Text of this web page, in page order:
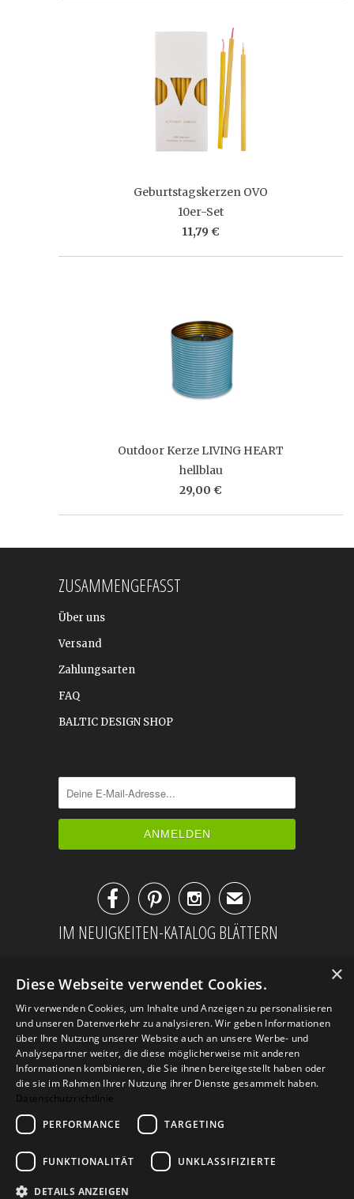
Geburtstagskerzen OVO
10er-Set
11,79 €
Outdoor Kerze LIVING HEART
hellblau
29,00 €
ZUSAMMENGEFASST
Über uns
Versand
Zahlungsarten
FAQ
BALTIC DESIGN SHOP
✉
IM NEUIGKEITEN-KATALOG BLÄTTERN
AGB Datenschutz
Impressum
Kontakt
© 2026Design Geschenke
×
Diese Webseite verwendet Cookies.
Wir verwenden Cookies, um Inhalte und Anzeigen zu personalisieren
und unseren Datenverkehr zu analysieren. Wir geben Informationen
über Ihre Nutzung unserer Website auch an unsere Werbe- und
Analysepartner weiter, die diese möglicherweise mit anderen
Informationen kombinieren, die Sie ihnen bereitgestellt haben oder
die sie im Rahmen Ihrer Nutzung ihrer Dienste gesammelt haben.
Datenschutzrichtlinie
PERFORMANCE
TARGETING
FUNKTIONALITÄT UNKLASSIFIZIERTE
DETAILS ANZEIGEN